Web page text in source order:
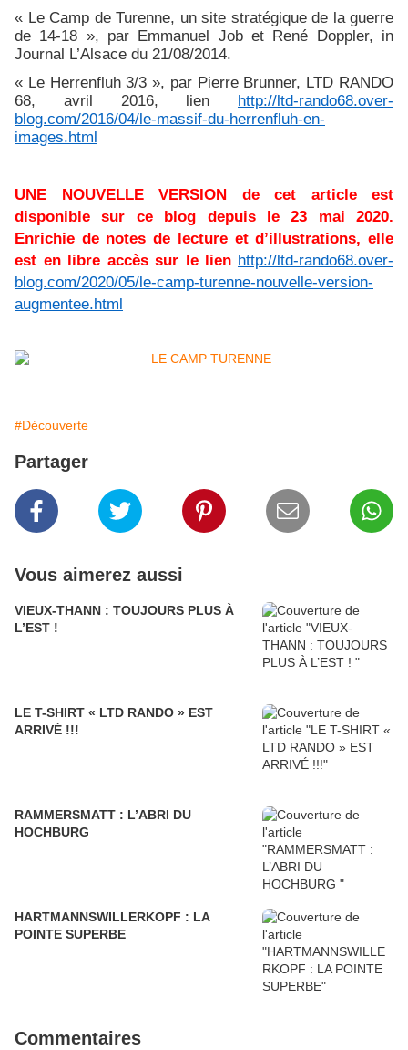
« Le Camp de Turenne, un site stratégique de la guerre
de 14-18 », par Emmanuel Job et René Doppler, in
Journal L’Alsace du 21/08/2014.
« Le Herrenfluh 3/3 », par Pierre Brunner, LTD RANDO
68, avril 2016, lien http://ltd-rando68.over-
blog.com/2016/04/le-massif-du-herrenfluh-en-
images.html
UNE NOUVELLE VERSION de cet article est
disponible sur ce blog depuis le 23 mai 2020.
Enrichie de notes de lecture et d’illustrations, elle
est en libre accès sur le lien http://ltd-rando68.over-
blog.com/2020/05/le-camp-turenne-nouvelle-version-
augmentee.html
#Découverte
Partager
Vous aimerez aussi
VIEUX-THANN : TOUJOURS PLUS À
L’EST !
LE T-SHIRT « LTD RANDO » EST
ARRIVÉ !!!
RAMMERSMATT : L’ABRI DU
HOCHBURG
HARTMANNSWILLERKOPF : LA
POINTE SUPERBE
Commentaires